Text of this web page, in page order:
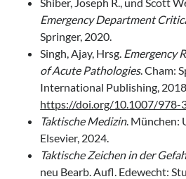
Emergency Department
Springer, 2020.
Singh, Ajay, Hrsg. Emergency
of Acute Pathologies. Cham:
International Publishing,
https://doi.org/10.1007/978-
Taktische Medizin. München:
Elsevier, 2024.
Taktische Zeichen in der
neu Bearb. Aufl. Edewecht: